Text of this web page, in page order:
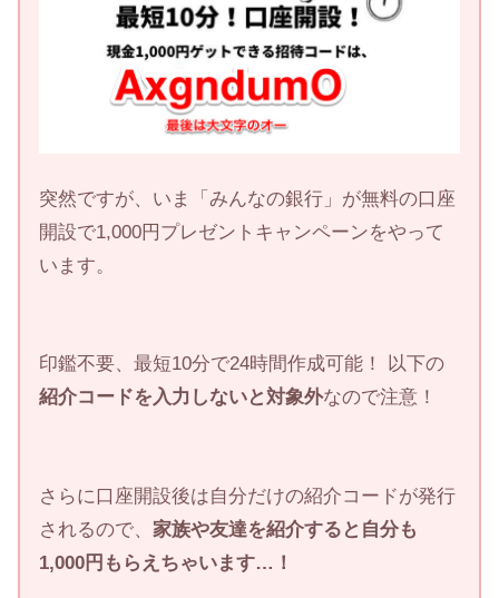
突然ですが、いま「みんなの銀行」が無料の口座
開設で1,000円プレゼントキャンペーンをやって
います。
印鑑不要、最短10分で24時間作成可能！ 以下の
紹介コードを入力しないと対象外なので注意！
さらに口座開設後は自分だけの紹介コードが発行
されるので、家族や友達を紹介すると自分も
1,000円もらえちゃいます…！